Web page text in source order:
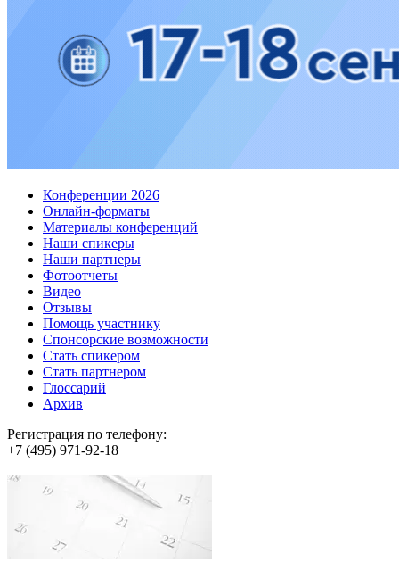
Конференции 2026
Онлайн-форматы
Материалы конференций
Наши спикеры
Наши партнеры
Фотоотчеты
Видео
Отзывы
Помощь участнику
Спонсорские возможности
Стать спикером
Стать партнером
Глоссарий
Архив
Регистрация по телефону:
+7 (495) 971-92-18